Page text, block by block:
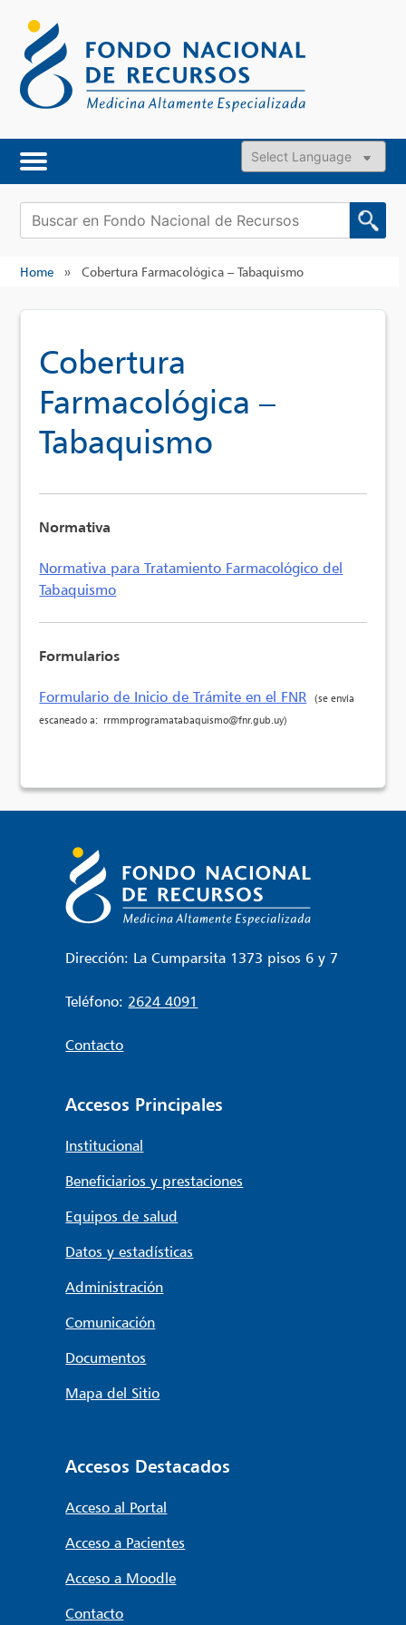
content
Powered by
Buscar:
Home » Cobertura Farmacológica – Tabaquismo
Cobertura
Farmacológica –
Tabaquismo
Normativa
Normativa para Tratamiento Farmacológico del
Tabaquismo
Formularios
Formulario de Inicio de Trámite en el FNR
(se envía
escaneado a: rrmmprogramatabaquismo@fnr.gub.uy)
Dirección: La Cumparsita 1373 pisos 6 y 7
Teléfono: 2624 4091
Contacto
Accesos Principales
Institucional
Beneficiarios y prestaciones
Equipos de salud
Datos y estadísticas
Administración
Comunicación
Documentos
Mapa del Sitio
Accesos Destacados
Acceso al Portal
Acceso a Pacientes
Acceso a Moodle
Contacto